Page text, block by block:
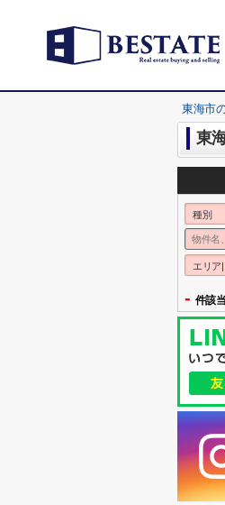
東海市
東
種別
エリア|
- 件該当